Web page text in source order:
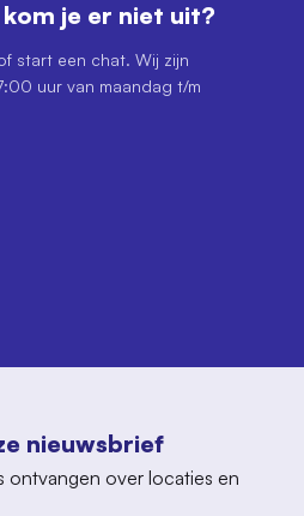
nieuwsbrief
ontvangen over locaties en
je er niet uit?
start een chat. Wij zijn
uur van maandag t/m